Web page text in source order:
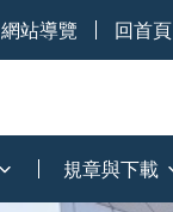
網站導覽 回首頁
規章與下載